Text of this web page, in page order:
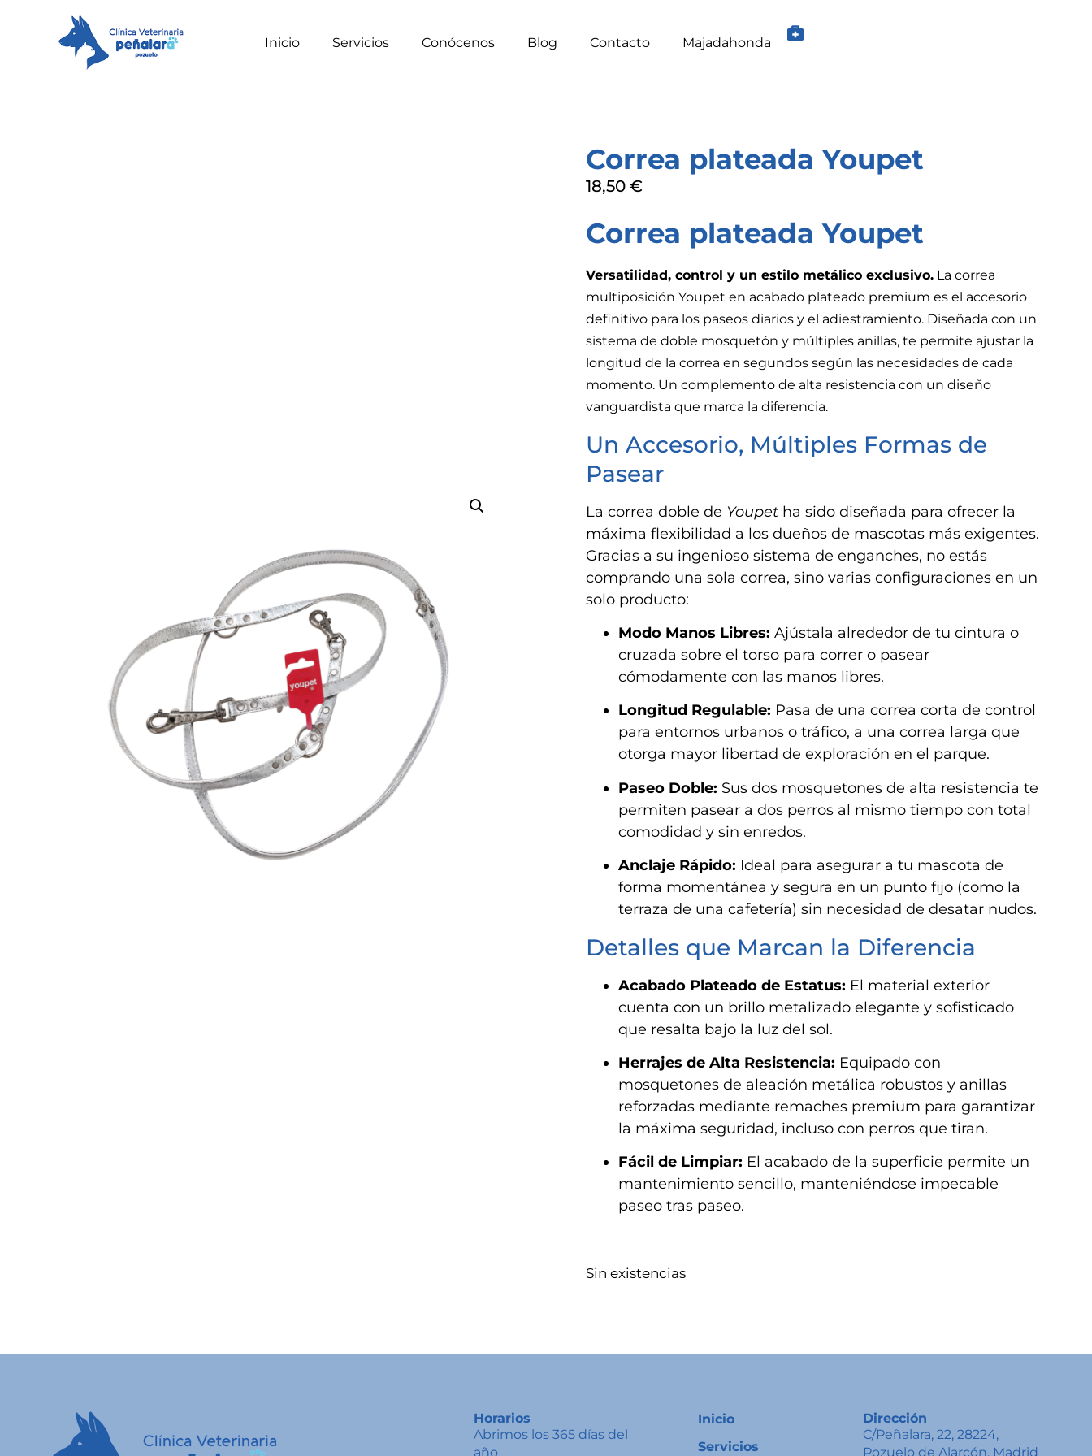
Inicio Servicios Conócenos Blog Contacto Majadahonda
Correa plateada Youpet
18,50 €
Correa plateada Youpet
Versatilidad, control y un estilo metálico exclusivo.La correa
multiposición Youpet en acabado plateado premium es el accesorio
definitivo para los paseos diarios y el adiestramiento. Diseñada con un
sistema de doble mosquetón y múltiples anillas, te permite ajustar la
longitud de la correa en segundos según las necesidades de cada
momento. Un complemento de alta resistencia con un diseño
vanguardista que marca la diferencia.
Un Accesorio, Múltiples Formas de
Pasear
La correa doble de Youpetha sido diseñada para ofrecer la
máxima flexibilidad a los dueños de mascotas más exigentes.
Gracias a su ingenioso sistema de enganches, no estás
comprando una sola correa, sino varias configuraciones en un
solo producto:
Modo Manos Libres: Ajústala alrededor de tu cintura o
cruzada sobre el torso para correr o pasear
cómodamente con las manos libres.
Longitud Regulable: Pasa de una correa corta de control
para entornos urbanos o tráfico, a una correa larga que
otorga mayor libertad de exploración en el parque.
Paseo Doble: Sus dos mosquetones de alta resistencia te
permiten pasear a dos perros al mismo tiempo con total
comodidad y sin enredos.
Anclaje Rápido: Ideal para asegurar a tu mascota de
forma momentánea y segura en un punto fijo (como la
terraza de una cafetería) sin necesidad de desatar nudos.
Detalles que Marcan la Diferencia
Acabado Plateado de Estatus: El material exterior
cuenta con un brillo metalizado elegante y sofisticado
que resalta bajo la luz del sol.
Herrajes de Alta Resistencia: Equipado con
mosquetones de aleación metálica robustos y anillas
reforzadas mediante remaches premium para garantizar
la máxima seguridad, incluso con perros que tiran.
Fácil de Limpiar: El acabado de la superficie permite un
mantenimiento sencillo, manteniéndose impecable
paseo tras paseo.
Sin existencias
Horarios
Abrimos los 365 días del
año
Inicio
Servicios
Dirección
C/Peñalara, 22, 28224,
Pozuelo de Alarcón, Madrid